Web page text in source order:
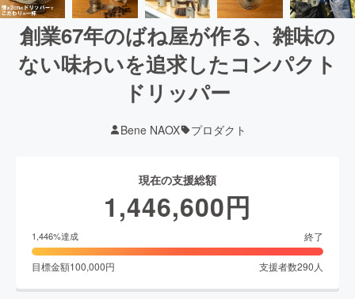
創業67年のばね屋が作る、雑味の
ない味わいを追求したコンパクト
ドリッパー
Bene NAOX プロダクト
現在の支援総額
1,446,600円
1,446%達成 終了
目標金額100,000円 支援者数290 人